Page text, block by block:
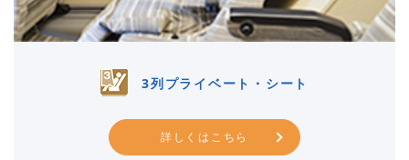
3列プライベート・シート
詳しくはこちら